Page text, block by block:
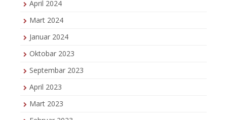
April 2024
Mart 2024
Januar 2024
Oktobar 2023
Septembar 2023
April 2023
Mart 2023